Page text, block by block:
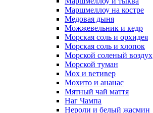
Маршмеллоу на костре
Медовая дыня
Можжевельник и кедр
Морская соль и орхидея
Морская соль и хлопок
Морской соленый воздух
Морской туман
Мох и ветивер
Мохито и ананас
Мятный чай маття
Наг Чампа
Нероли и белый жасмин